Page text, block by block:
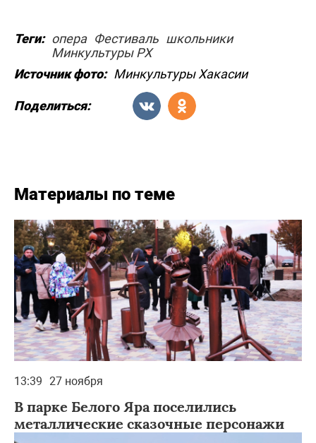
Теги: опера Фестиваль школьники
Минкультуры РХ
Источник фото: Минкультуры Хакасии
Поделиться:
Материалы по теме
13:39 27 ноября
В парке Белого Яра поселились
металлические сказочные персонажи